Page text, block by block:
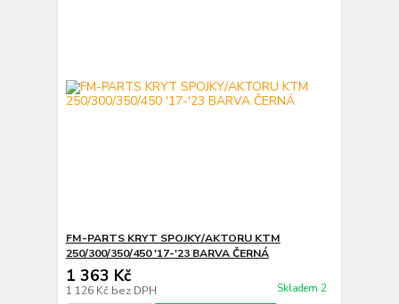
FM-PARTS KRYT SPOJKY/AKTORU KTM
250/300/350/450 '17-'23 BARVA ČERNÁ
1 363 Kč
1 126 Kč bez DPH Skladem 2